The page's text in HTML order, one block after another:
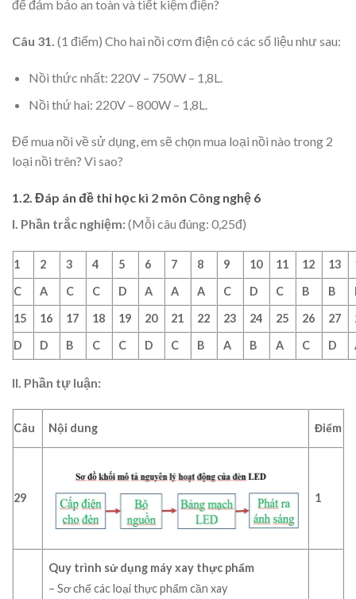
để đảm bảo an toàn và tiết kiệm điện?
Câu 31. (1 điểm) Cho hai nồi cơm điện có các số liệu như sau:
Nồi thức nhất: 220V – 750W – 1,8L.
Nồi thứ hai: 220V – 800W – 1,8L.
Để mua nồi về sử dụng, em sẽ chọn mua loại nồi nào trong 2
loại nồi trên? Vì sao?
1.2. Đáp án đề thi học kì 2 môn Công nghệ 6
I. Phần trắc nghiệm:(Mỗi câu đúng: 0,25đ)
1 2 3 4 5 6 7 8 9 10 11 12 13
C
A C C D A A A C D C B B
15
16 17 18 19 20 21 22 23 24 25 26 27
D
D B C C D C B A B A C D
II. Phần tự luận:
Câu Nội dung Điểm
29 1
Quy trình sử dụng máy xay thực phẩm
– Sơ chế các loại thực phẩm cần xay